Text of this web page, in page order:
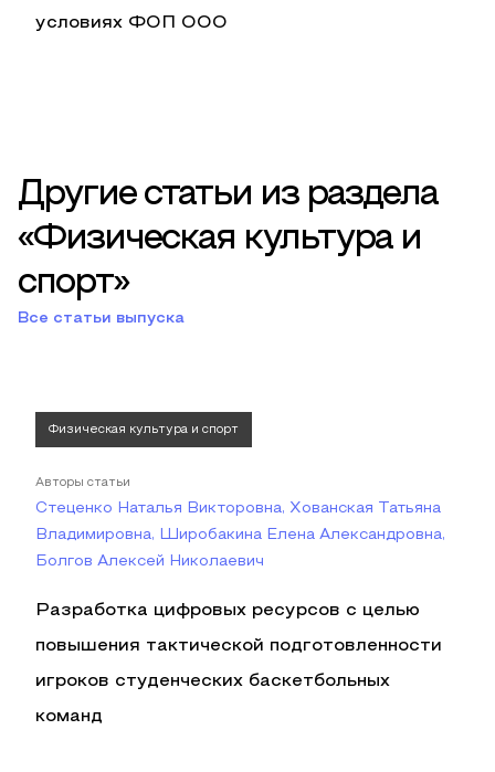
условиях ФОП ООО
Другие статьи из раздела
«Физическая культура и
спорт»
Все статьи выпуска
Физическая культура и спорт
Авторы статьи
Стеценко Наталья Викторовна, Хованская Татьяна
Владимировна, Широбакина Елена Александровна,
Болгов Алексей Николаевич
Разработка цифровых ресурсов с целью
повышения тактической подготовленности
игроков студенческих баскетбольных
команд